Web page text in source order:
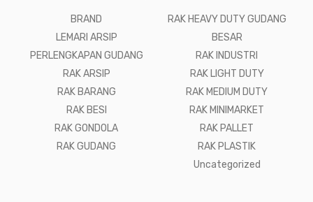
BRAND
LEMARI ARSIP
PERLENGKAPAN GUDANG
RAK ARSIP
RAK BARANG
RAK BESI
RAK GONDOLA
RAK GUDANG
RAK HEAVY DUTY GUDANG
BESAR
RAK INDUSTRI
RAK LIGHT DUTY
RAK MEDIUM DUTY
RAK MINIMARKET
RAK PALLET
RAK PLASTIK
Uncategorized